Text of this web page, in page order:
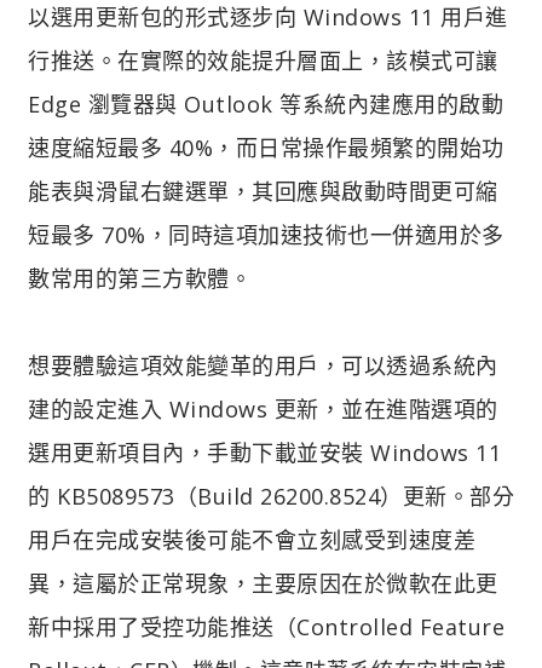
以選用更新包的形式逐步向 Windows 11 用戶進
行推送。在實際的效能提升層面上，該模式可讓
Edge 瀏覽器與 Outlook 等系統內建應用的啟動
速度縮短最多 40%，而日常操作最頻繁的開始功
能表與滑鼠右鍵選單，其回應與啟動時間更可縮
短最多 70%，同時這項加速技術也一併適用於多
數常用的第三方軟體。
想要體驗這項效能變革的用戶，可以透過系統內
建的設定進入 Windows 更新，並在進階選項的
選用更新項目內，手動下載並安裝 Windows 11
的 KB5089573（Build 26200.8524）更新。部分
用戶在完成安裝後可能不會立刻感受到速度差
異，這屬於正常現象，主要原因在於微軟在此更
新中採用了受控功能推送（Controlled Feature